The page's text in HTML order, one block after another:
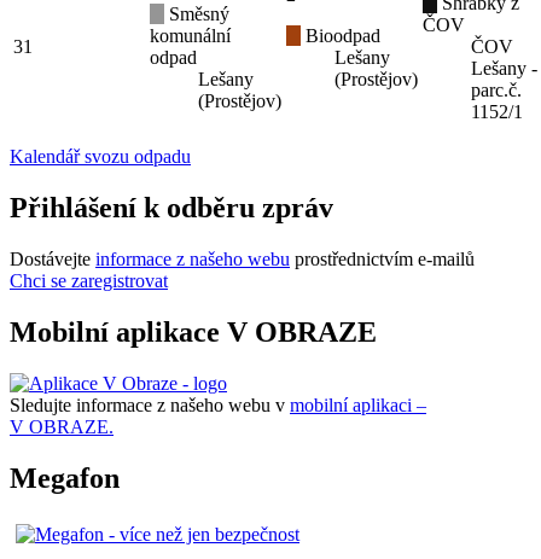
31
Směsný
komunální
odpad
Lešany
(Prostějov)
Bioodpad
Lešany
(Prostějov)
ČOV
ČOV
Lešany -
parc.č.
1152/1
Kalendář svozu odpadu
Přihlášení k odběru zpráv
Dostávejte informace z našeho webu prostřednictvím e-mailů
Chci se zaregistrovat
Mobilní aplikace V OBRAZE
Sledujte informace z našeho webu v mobilní aplikaci –
V OBRAZE.
Megafon